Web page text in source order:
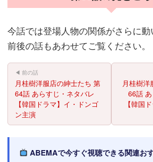
今話では登場人物の関係がさらに動
前後の話もあわせてご覧ください。
◀ 前の話
月桂樹洋服店の紳士たち 第
64話 あらすじ・ネタバレ
【韓国ドラマ】イ・ドンゴ
ン主演
月桂樹洋
66話
【韓国
ABEMAで今すぐ視聴できる関連お